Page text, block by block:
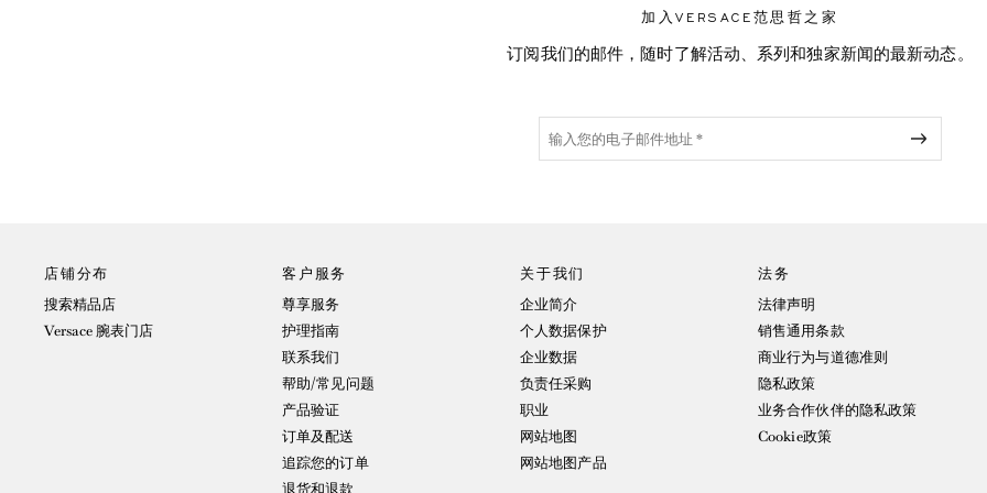
加入VERSACE范思哲之家
订阅我们的邮件，随时了解活动、系列和独家新闻的最新动态。
店铺分布
搜索精品店
Versace 腕表门店
客户服务
尊享服务
护理指南
联系我们
帮助/常见问题
产品验证
订单及配送
追踪您的订单
退货和退款
关于我们
企业简介
个人数据保护
企业数据
负责任采购
职业
网站地图
网站地图产品
法务
法律声明
销售通用条款
商业行为与道德准则
隐私政策
业务合作伙伴的隐私政策
Cookie政策